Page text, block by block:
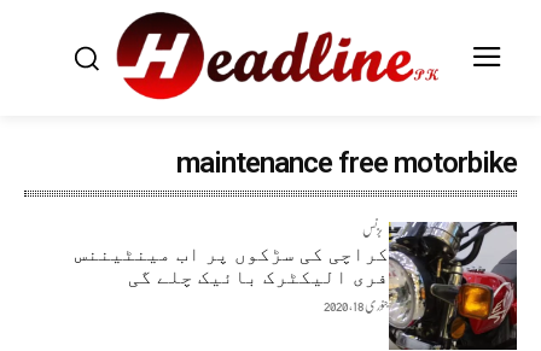
maintenance free motorbike
بزنس
کراچی کی سڑکوں پر اب مینٹیننس
فری الیکٹرک بائیک چلے گی
جنوری 18, 2020